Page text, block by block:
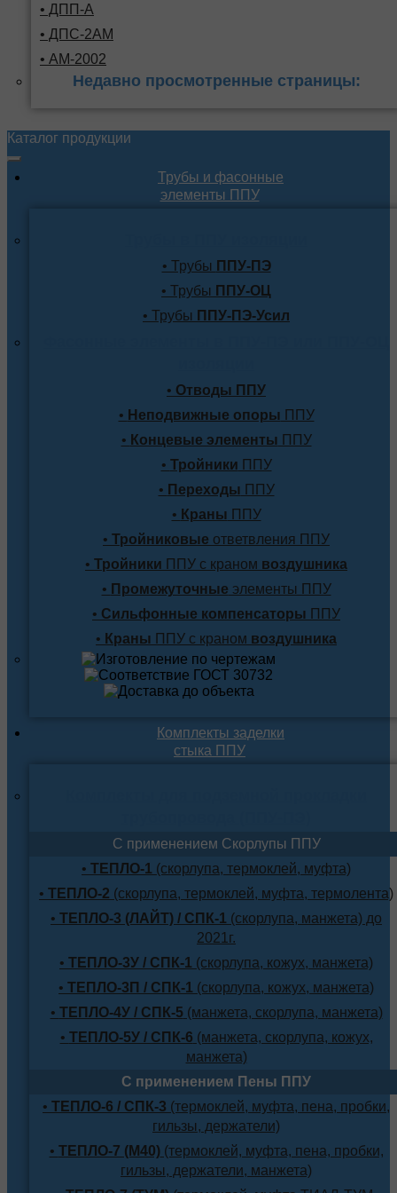
• ДПП-А
• ДПС-2АМ
• АМ-2002
Недавно просмотренные страницы:
Каталог продукции
Трубы и фасонные
элементы ППУ
• Трубы ППУ-ПЭ
• Трубы ППУ-ОЦ
• Трубы ППУ-ПЭ-Усил
• Отводы ППУ
• Неподвижные опоры ППУ
• Концевые элементы ППУ
• Тройники ППУ
• Переходы ППУ
• Краны ППУ
• Тройниковые ответвления ППУ
• Тройники ППУ с краном воздушника
• Промежуточные элементы ППУ
• Сильфонные компенсаторы ППУ
• Краны ППУ с краном воздушника
Комплекты заделки
стыка ППУ
С применением Скорлупы ППУ
• ТЕПЛО-1 (скорлупа, термоклей, муфта)
• ТЕПЛО-2 (скорлупа, термоклей, муфта, термолента)
• ТЕПЛО-3 (ЛАЙТ) / СПК-1 (скорлупа, манжета) до
2021г.
• ТЕПЛО-3У / СПК-1 (скорлупа, кожух, манжета)
• ТЕПЛО-3П / СПК-1 (скорлупа, кожух, манжета)
• ТЕПЛО-4У / СПК-5 (манжета, скорлупа, манжета)
• ТЕПЛО-5У / СПК-6 (манжета, скорлупа, кожух,
манжета)
С применением Пены ППУ
• ТЕПЛО-6 / СПК-3 (термоклей, муфта, пена, пробки,
гильзы, держатели)
• ТЕПЛО-7 (М40)(термоклей, муфта, пена, пробки,
гильзы, держатели, манжета)